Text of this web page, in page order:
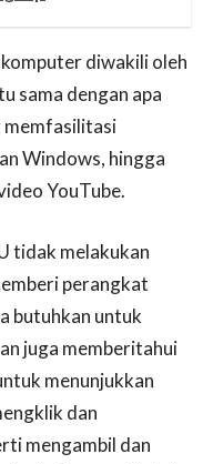
diwakili oleh
sama dengan apa
memfasilitasi
Windows, hingga
YouTube.
tidak melakukan
perangkat
butuhkan untuk
juga memberitahui
menunjukkan
dan
mengambil dan